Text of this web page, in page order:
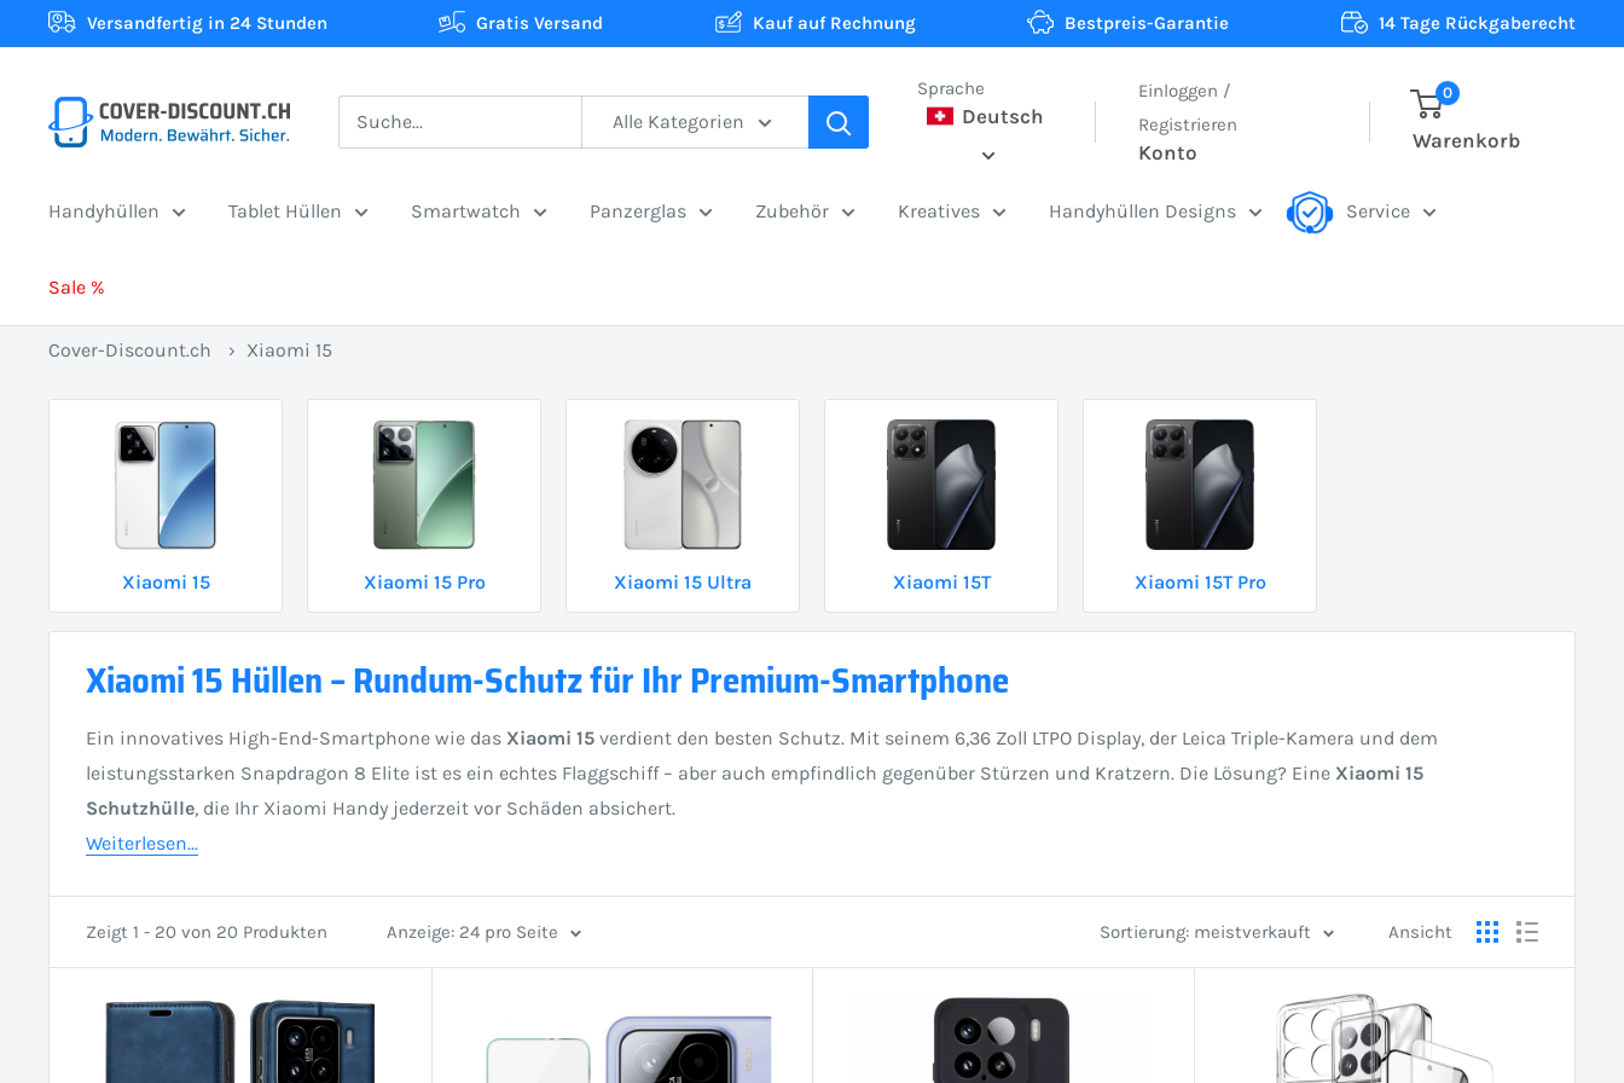
Direkt
zum
Versandfertig in 24 Stunden Gratis Versand Kauf auf Rechnung Bestpreis-Garantie 14 Tage Rückgaberecht
Cover-
Discount.ch:
Onlineshop
der
Schweiz
für
Alle Kategorien
Sprache
Deutsch
Einloggen /
Registrieren
Konto
0
Warenkorb
Handyhüllen Tablet Hüllen Smartwatch Panzerglas Zubehör Kreatives Handyhüllen Designs
Sale %
Service
Cover-Discount.ch › Xiaomi 15
Xiaomi 15 Xiaomi 15 Pro Xiaomi 15 Ultra Xiaomi 15T Xiaomi 15T Pro
Xiaomi 15 Hüllen – Rundum-Schutz für Ihr Premium-Smartphone
Ein innovatives High-End-Smartphone wie das Xiaomi 15 verdient den besten Schutz. Mit seinem 6,36 Zoll LTPO Display, der Leica Triple-Kamera und dem
leistungsstarken Snapdragon 8 Elite ist es ein echtes Flaggschiff – aber auch empfindlich gegenüber Stürzen und Kratzern. Die Lösung? Eine Xiaomi 15
Schutzhülle, die Ihr Xiaomi Handy jederzeit vor Schäden absichert.
Weiterlesen...
Zeigt 1 - 20 von 20 Produkten Anzeige: 24 pro Seite Sortierung: meistverkauft Ansicht